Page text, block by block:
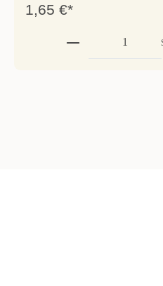
1,65 €*